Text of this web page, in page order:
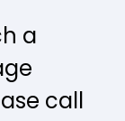
a
call